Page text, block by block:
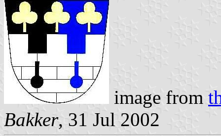
image from
Bakker, 31 Jul 2002